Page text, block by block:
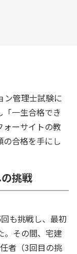
ン管理士試験に
一生合格でき
ーサイトの教
合格を手にし
挑戦
も挑戦し、最初
。その間、宅建
者（3回目の挑